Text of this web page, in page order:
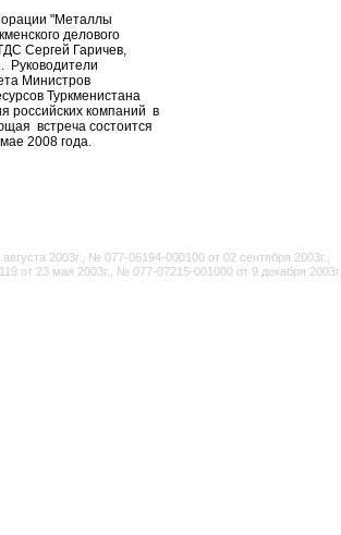
"Металлы
делового
Сергей Гаричев,
Руководители
Министров
Туркменистана
российских компаний в
встреча состоится
2008 года.
2003г., № 077-06194-000100 от 02 сентября 2003г.,
от 23 мая 2003г., № 077-07215-001000 от 9 декабря 2003г.